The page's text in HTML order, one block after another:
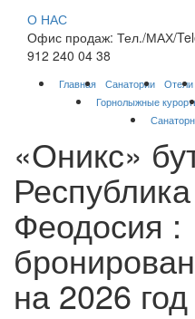
О НАС
Офис продаж: Тел./МАХ/
912 240 04 38
Главная Санатории Отели
Горнолыжные
«Оникс»
Феодосия :
на 2026 год